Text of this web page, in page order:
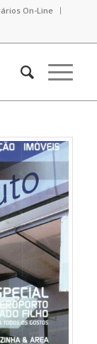
On-Line